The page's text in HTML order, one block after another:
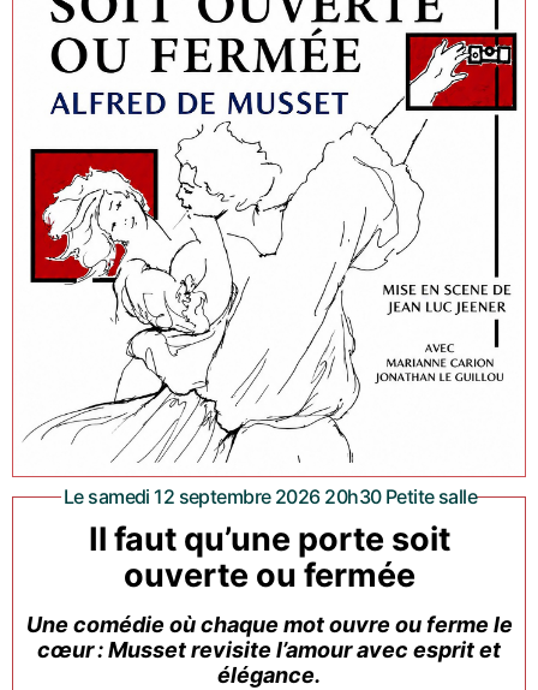
Le samedi 12 septembre 2026 20h30 Petite salle
Il faut qu’une porte soit
ouverte ou fermée
Une comédie où chaque mot ouvre ou ferme le
cœur : Musset revisite l’amour avec esprit et
élégance.